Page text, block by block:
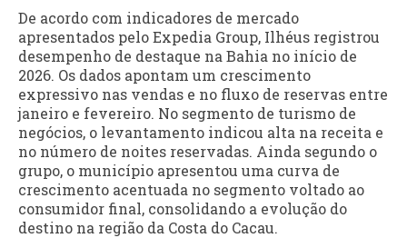
De acordo com indicadores de mercado
apresentados pelo Expedia Group, Ilhéus registrou
desempenho de destaque na Bahia no início de
2026. Os dados apontam um crescimento
expressivo nas vendas e no fluxo de reservas entre
janeiro e fevereiro. No segmento de turismo de
negócios, o levantamento indicou alta na receita e
no número de noites reservadas. Ainda segundo o
grupo, o município apresentou uma curva de
crescimento acentuada no segmento voltado ao
consumidor final, consolidando a evolução do
destino na região da Costa do Cacau.